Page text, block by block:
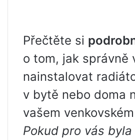
Přečtěte si
o tom, jak správně
nainstalovat
v bytě nebo doma
vašem
Pokud pro vás